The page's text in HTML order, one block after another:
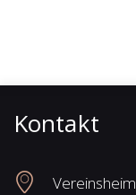
Kontakt
Vereinsheim